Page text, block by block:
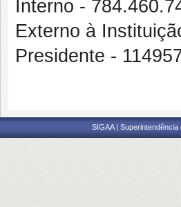
Interno -
Externo à
Presidente -
SIGAA |